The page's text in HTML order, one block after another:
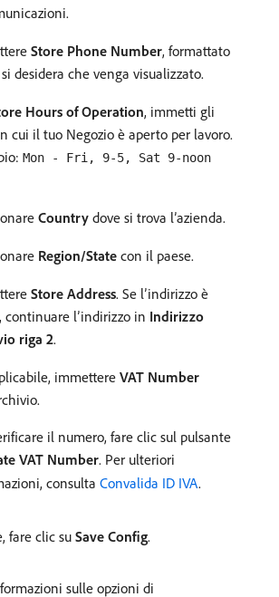
Store Phone Number, formattato
desidera che venga visualizzato.
Hours of Operation, immetti gli
cui il tuo Negozio è aperto per lavoro.
Mon - Fri, 9-5, Sat 9-noon
Country dove si trova l’azienda.
Region/State con il paese.
Store Address. Se l’indirizzo è
continuare l’indirizzo in Indirizzo
riga 2.
immettere VAT Number
il numero, fare clic sul pulsante
VAT Number. Per ulteriori
consulta Convalida ID IVA.
fare clic suSave Config.
sulle opzioni di